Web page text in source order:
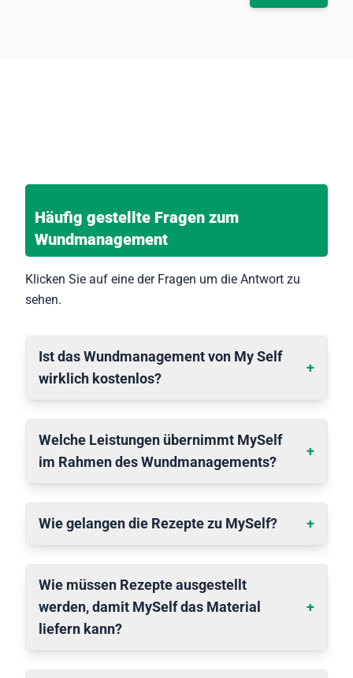
Häufig gestellte Fragen zum
Wundmanagement
Klicken Sie auf eine der Fragen um die Antwort zu
sehen.
Ist das Wundmanagement von My Self
wirklich kostenlos?
+
Welche Leistungen übernimmt MySelf
im Rahmen des Wundmanagements?
+
Wie gelangen die Rezepte zu MySelf? +
Wie müssen Rezepte ausgestellt
werden, damit MySelf das Material
liefern kann?
+